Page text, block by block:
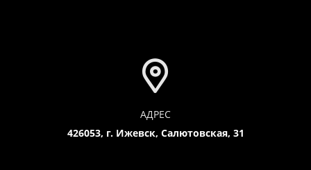
АДРЕС
426053, г. Ижевск, Салютовская, 31